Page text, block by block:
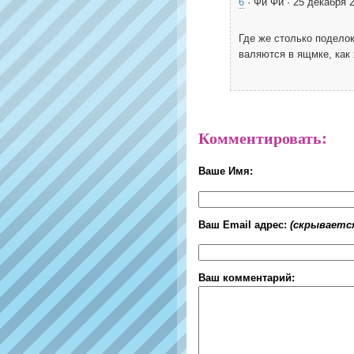
Где же столько
валяются в ящмке, как
Комментировать:
Ваше Имя:
Ваш Email адрес:
Ваш комментарий: